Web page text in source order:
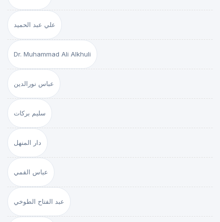
علي عبد الحميد
Dr. Muhammad Ali Alkhuli
عباس نورالدين
سليم بركات
دار المنهل
عباس القمي
عبد الفتاح الطوخي